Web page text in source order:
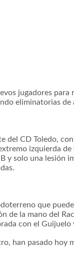
jugadores
eliminatorias de
del CD Toledo,
izquierda
y solo una
que
de la mano del
con el
han pasado hoy